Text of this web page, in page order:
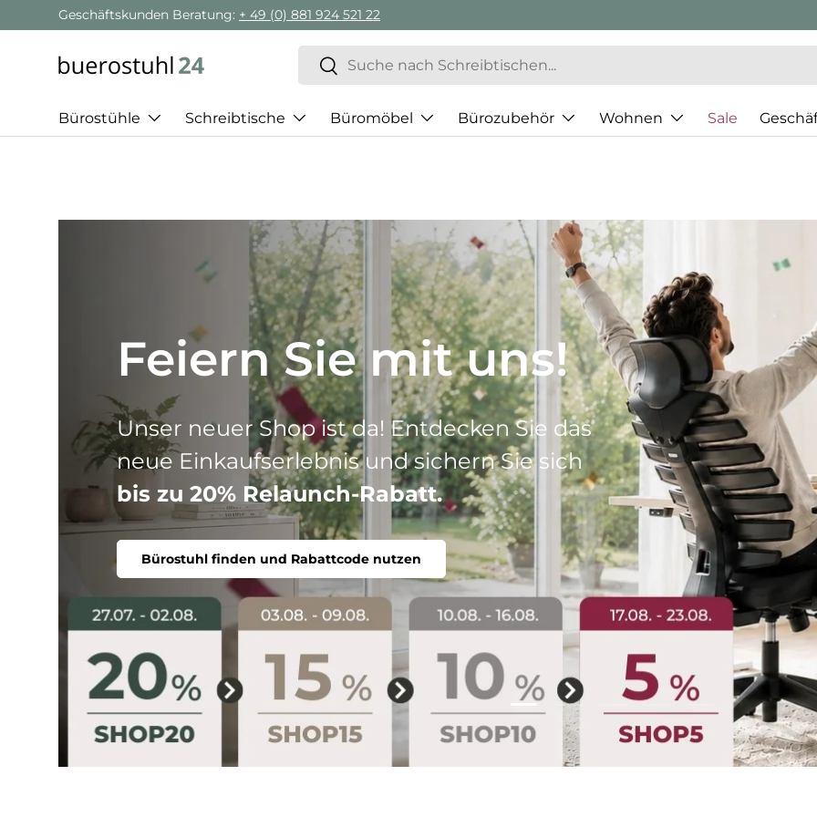
Direkt zum Inhalt
Geschäftskunden Beratung: + 49 (0) 881 924 521 22
Suchen
Suchen
Bürostühle Schreibtische Büromöbel Bürozubehör Wohnen Sale
Best of HJH
Drei Produktlinien, ein Ziel: Ihr perfekter
Stuhl. Ergonomisch, komfortabel, individuell.
Bürostuhl finden
Folie laden 1 von 5
Folie laden 2 von 5
Folie laden 3 von 5
Folie laden 4 von 5
Folie laden 5